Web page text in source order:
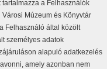
a Felhasználók
Múzeum és Könyvtár
Felhasználó által közölt
személyes adatok
alapuló adatkezelés
amely azonban nem